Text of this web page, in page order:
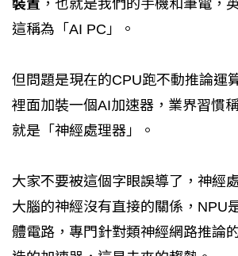
裝置 ，也就是我們的手機和筆電，
這稱為「AI PC」。
但問題是現在的CPU跑不動推論運
裡面加裝一個AI加速器，業界習慣
就是「神經處理器」。
大家不要被這個字眼誤導了，神經
大腦的神經沒有直接的關係，NPU
體電路，專門針對類神經網路推論